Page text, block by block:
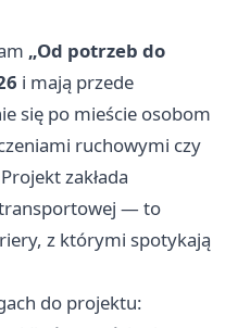
„Od potrzeb do
i mają przede
się po mieście osobom
ruchowymi czy
zakłada
transportowej — to
z którymi spotykają
do projektu: